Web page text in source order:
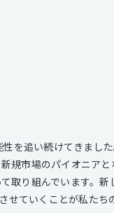
を追い続けてきまし
規市場のパイオニア
取り組んでいます。
ていくことが私たち